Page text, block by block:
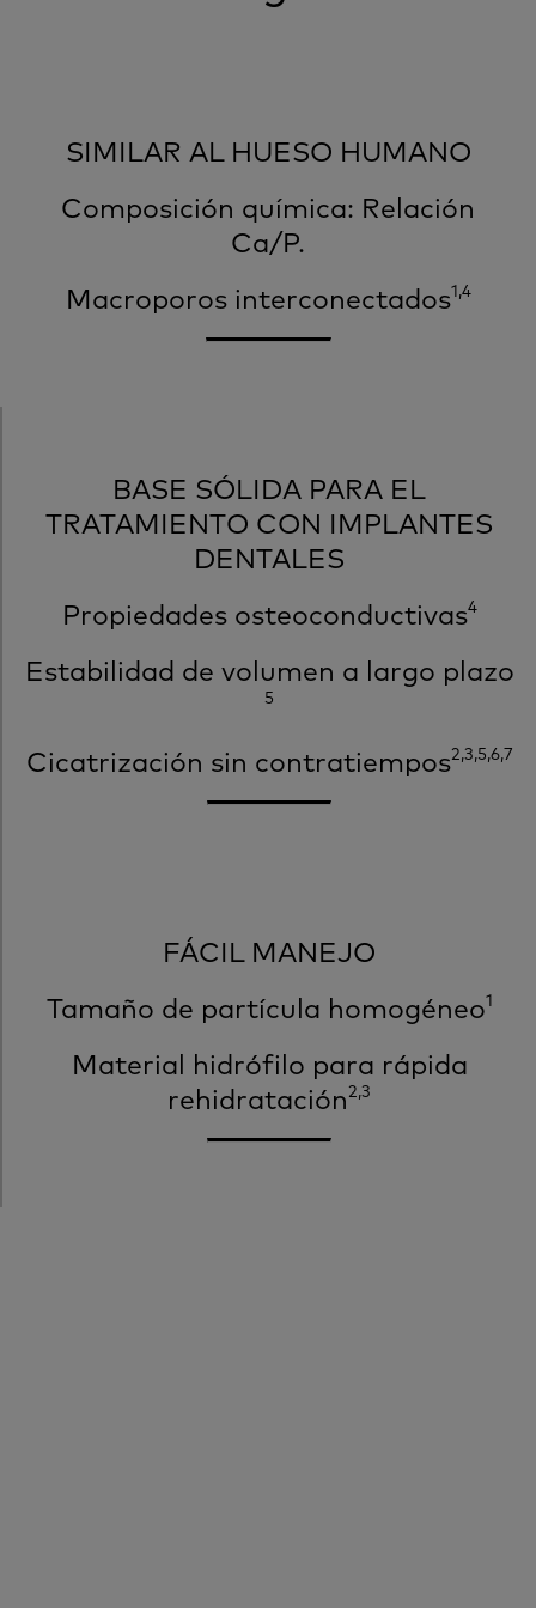
SIMILAR AL HUESO HUMANO
Composición química: Relación
Ca/P.
Macroporos interconectados1,4
BASE SÓLIDA PARA EL
TRATAMIENTO CON IMPLANTES
DENTALES
Propiedades osteoconductivas4
Estabilidad de volumen a largo plazo
5
Cicatrización sin contratiempos2,3,5,6,7
FÁCIL MANEJO
Tamaño de partícula homogéneo1
Material hidrófilo para rápida
rehidratación2,3